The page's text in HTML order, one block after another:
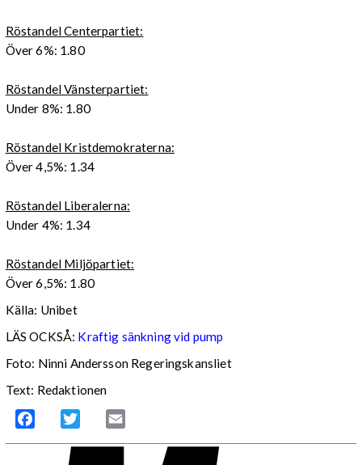
Röstandel Centerpartiet:
Över 6%: 1.80
Röstandel Vänsterpartiet:
Under 8%: 1.80
Röstandel Kristdemokraterna:
Över 4,5%: 1.34
Röstandel Liberalerna:
Under 4%: 1.34
Röstandel Miljöpartiet:
Över 6,5%: 1.80
Källa: Unibet
LÄS OCKSÅ: Kraftig sänkning vid pump
Foto: Ninni Andersson Regeringskansliet
Text: Redaktionen
Facebook Twitter